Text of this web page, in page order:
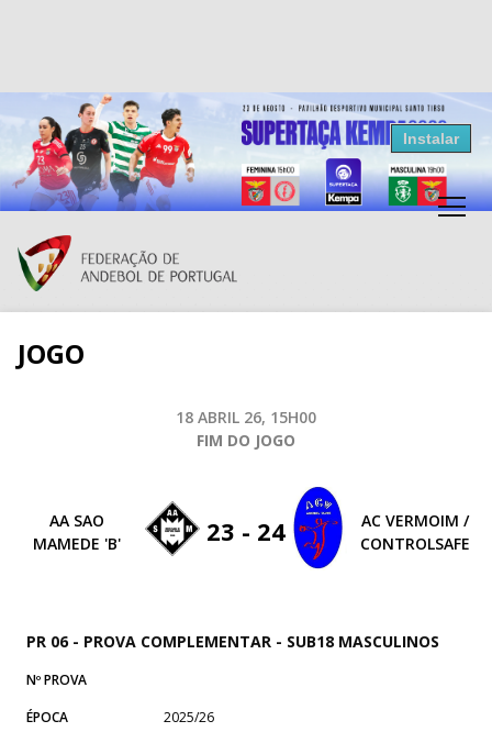
Resultados Andebol
Federação de Andebol de Portugal
Grátis - Disponivel na Play Store
Instalar
JOGO
18 ABRIL 26, 15H00
FIM DO JOGO
AA SAO
MAMEDE 'B'
23 - 24
AC VERMOIM /
CONTROLSAFE
PR 06 - PROVA COMPLEMENTAR - SUB18 MASCULINOS
Nº PROVA
ÉPOCA
2025/26